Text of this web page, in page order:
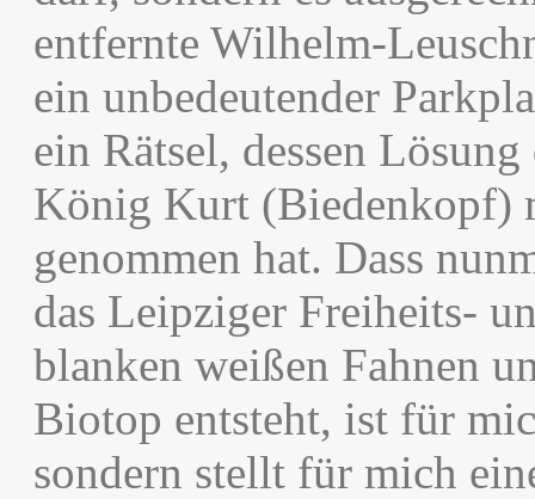
entfernte Wilhelm-
ein unbedeutender
ein Rätsel, dessen
König Kurt (Biedenkopf)
genommen hat. Dass
das Leipziger Freiheits-
blanken weißen Fahnen
Biotop entsteht, ist für
sondern stellt für mich